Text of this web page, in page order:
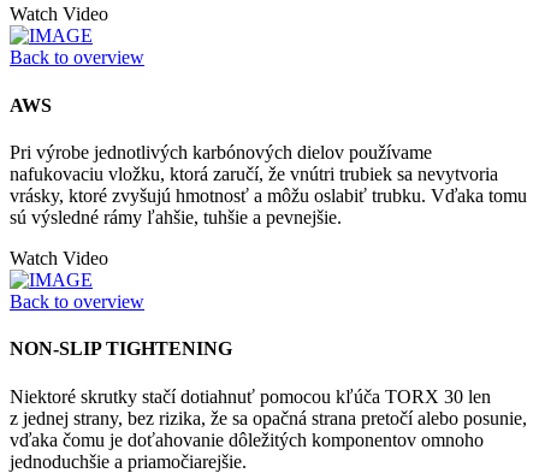
Watch Video
Back to overview
AWS
Pri výrobe jednotlivých karbónových dielov používame
nafukovaciu vložku, ktorá zaručí, že vnútri trubiek sa nevytvoria
vrásky, ktoré zvyšujú hmotnosť a môžu oslabiť trubku. Vďaka tomu
sú výsledné rámy ľahšie, tuhšie a pevnejšie.
Watch Video
Back to overview
NON-SLIP TIGHTENING
Niektoré skrutky stačí dotiahnuť pomocou kľúča TORX 30 len
z jednej strany, bez rizika, že sa opačná strana pretočí alebo posunie,
vďaka čomu je doťahovanie dôležitých komponentov omnoho
jednoduchšie a priamočiarejšie.